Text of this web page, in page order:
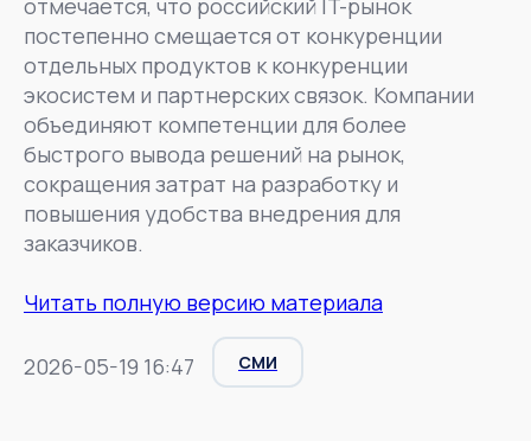
отмечается, что российский IT-рынок
постепенно смещается от конкуренции
отдельных продуктов к конкуренции
экосистем и партнерских связок. Компании
объединяют компетенции для более
быстрого вывода решений на рынок,
сокращения затрат на разработку и
повышения удобства внедрения для
заказчиков.
Читать полную версию материала
2026-05-19 16:47 СМИ